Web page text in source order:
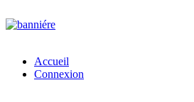
Accueil
Connexion